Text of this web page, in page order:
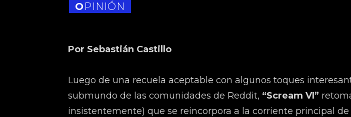
OPINIÓN
Por Sebastián Castillo
Luego de una recuela aceptable con algunos toques
submundo de las comunidades de Reddit, “Scream VI”
insistentemente) que se reincorpora a la corriente principal